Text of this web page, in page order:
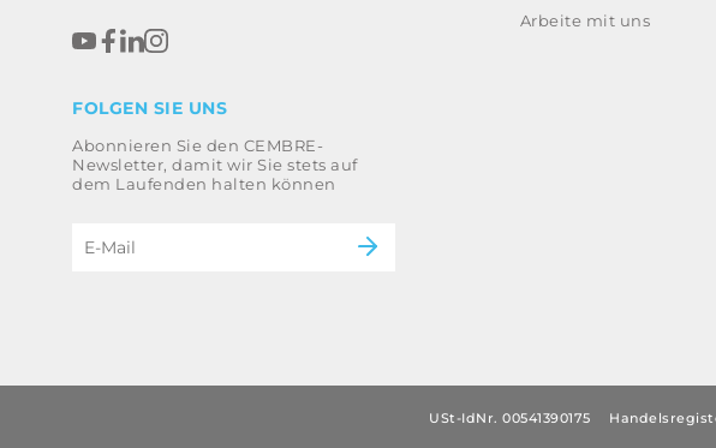
Arbeite mit uns
FOLGEN SIE UNS
Abonnieren Sie den CEMBRE-
Newsletter, damit wir Sie stets auf
dem Laufenden halten können
USt-IdNr. 00541390175